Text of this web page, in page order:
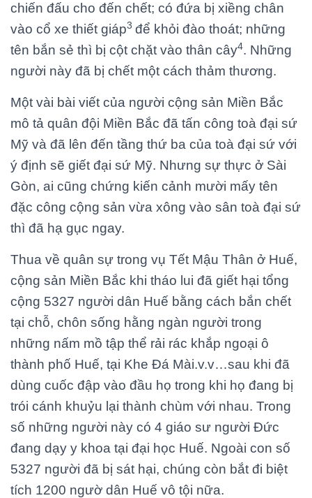
chiến đấu cho đến chết; có đứa bị xiềng chân
vào cổ xe thiết giáp3 để khỏi đào thoát; những
tên bắn sẻ thì bị cột chặt vào thân cây4. Những
người này đã bị chết một cách thảm thương.
Một vài bài viết của người cộng sản Miền Bắc
mô tả quân đội Miền Bắc đã tấn công toà đại sứ
Mỹ và đã lên đến tầng thứ ba của toà đại sứ với
ý định sẽ giết đại sứ Mỹ. Nhưng sự thực ở Sài
Gòn, ai cũng chứng kiến cảnh mười mấy tên
đặc công cộng sản vừa xông vào sân toà đại sứ
thì đã hạ gục ngay.
Thua về quân sự trong vụ Tết Mậu Thân ở Huế,
cộng sản Miền Bắc khi tháo lui đã giết hại tổng
cộng 5327 người dân Huế bằng cách bắn chết
tại chỗ, chôn sống hằng ngàn người trong
những nấm mồ tập thể rải rác khắp ngoại ô
thành phố Huế, tại Khe Đá Mài.v.v…sau khi đã
dùng cuốc đập vào đầu họ trong khi họ đang bị
trói cánh khuỷu lại thành chùm với nhau. Trong
số những người này có 4 giáo sư người Đức
đang dạy y khoa tại đại học Huế. Ngoài con số
5327 người đã bị sát hại, chúng còn bắt đi biệt
tích 1200 ngườ dân Huế vô tội nữa.